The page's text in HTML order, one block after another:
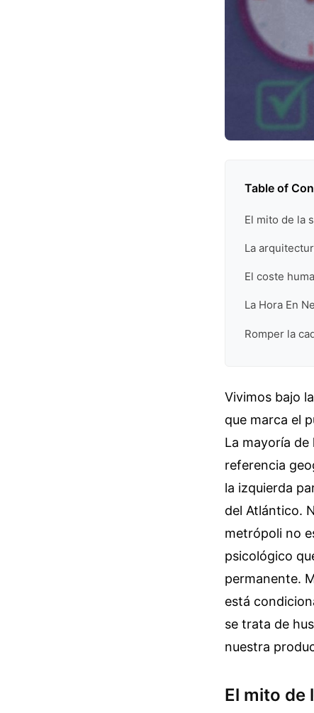
Table of
El mito de la
La
El coste
La Hora En
Romper la
Vivimos bajo
que marca el
La mayoría de
referencia
la izquierda
del Atlántico.
metrópoli no
psicológico
permanente.
está
se trata de
nuestra
El mito de